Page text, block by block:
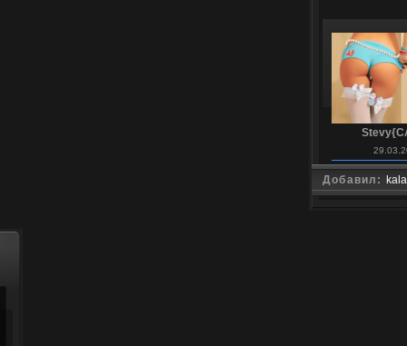
Добавил: